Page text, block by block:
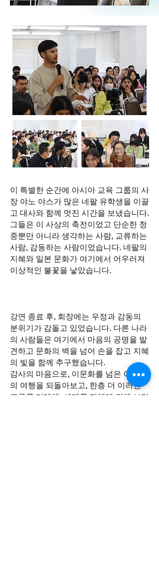
이 특별한 순간에 아시아 교육 그룹의 사
장 야노 야스가 많은 네팔 유학생을 이끌
고 대사와 함께 멋진 시간을 보냈습니다.
그들은 이 사상의 축전이었고 단순한 청
중뿐만 아니라 생각하는 사람, 교류하는
사람, 감동하는 사람이었습니다. 네팔의
지혜와 일본 문화가 여기에서 어우러져
이상적인 불꽃을 낳았습니다.
강연 종료 후, 회장에는 우정과 감동의
분위기가 감돌고 있었습니다. 다른 나라
의 사람들은 여기에서 마음의 공명을 발
견하고 문화의 벽을 넘어 손을 잡고 지혜
의 빛을 함께 추구했습니다.
감사의 마음으로, 이문화를 넘은 이 지혜
의 여행을 되돌아보고, 한층 더 이러한
교류를 기대해, 세계를 지혜에 의해 보다